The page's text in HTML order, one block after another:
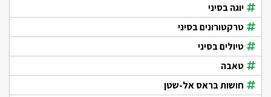
יוגה בסיני
טרקטורונים בסיני
טיולים בסיני
טאבה
חושות בראס אל-שטן